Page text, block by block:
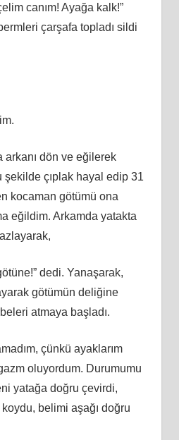
canım! Ayağa kalk!”
çarşafa topladı sildi
arkanı dön ve eğilerek
şekilde çıplak hayal edip 31
kocaman götümü ona
eğildim. Arkamda yatakta
dedi. Yanaşarak,
götümün deliğine
atmaya başladı.
çünkü ayaklarım
oluyordum. Durumumu
yatağa doğru çevirdi,
belimi aşağı doğru